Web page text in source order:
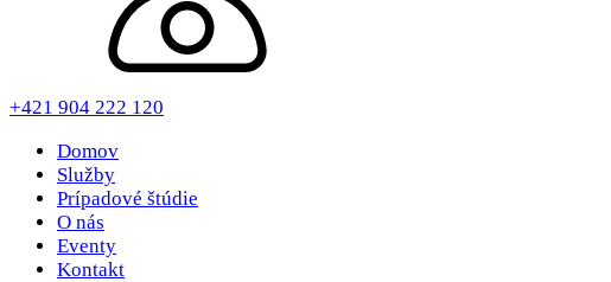
+421 904 222 120
Domov
Služby
Prípadové štúdie
O nás
Eventy
Kontakt